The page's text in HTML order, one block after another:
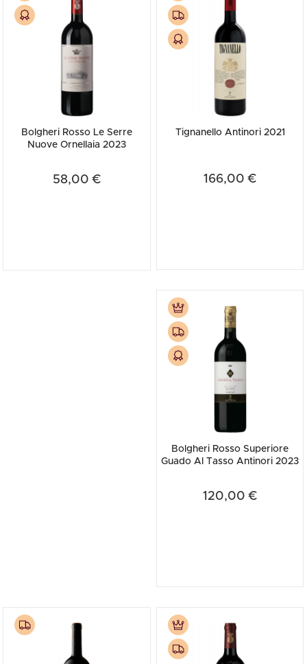
Bolgheri Rosso Le Serre
Nuove Ornellaia 2023
58,00 €
Tignanello Antinori 2021
166,00 €
Bolgheri Rosso Superiore
Guado Al Tasso Antinori 2023
120,00 €